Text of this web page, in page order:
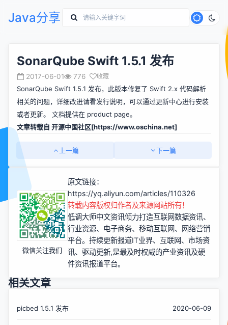
Java分享
SonarQube Swift 1.5.1 发布
2017-06-01 776 收藏
SonarQube Swift 1.5.1 发布，此版本修复了 Swift 2.x 代码解析
相关的问题，详细改进请看发行说明，可以通过更新中心进行安装
或者更新。 文档提供在 product page。
文章转载自 开源中国社区[https://www.oschina.net]
上一篇 下一篇
微信关注我们
原文链接：
https://yq.aliyun.com/articles/110326
转载内容版权归作者及来源网站所有！
低调大师中文资讯倾力打造互联网数据资讯、
行业资源、电子商务、移动互联网、网络营销
平台。持续更新报道IT业界、互联网、市场资
讯、驱动更新,是最及时权威的产业资讯及硬
件资讯报道平台。
相关文章
picbed 1.5.1 发布 2020-06-09